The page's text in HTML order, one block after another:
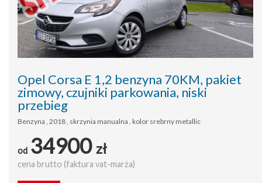
Opel Corsa E 1,2 benzyna 70KM, pakiet
zimowy, czujniki parkowania, niski
przebieg
Benzyna , 2018 , skrzynia manualna , kolor srebrny metallic
od 34900 zł
cena brutto (faktura vat-marża)